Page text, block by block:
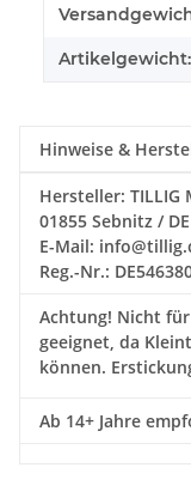
Wert
Artikelgewicht:
Hinweise &
Hersteller: TILLIG
01855 Sebnitz /
E-Mail:
Reg.-Nr.:
Achtung! Nicht
geeignet, da
können.
Ab 14+ Jahre